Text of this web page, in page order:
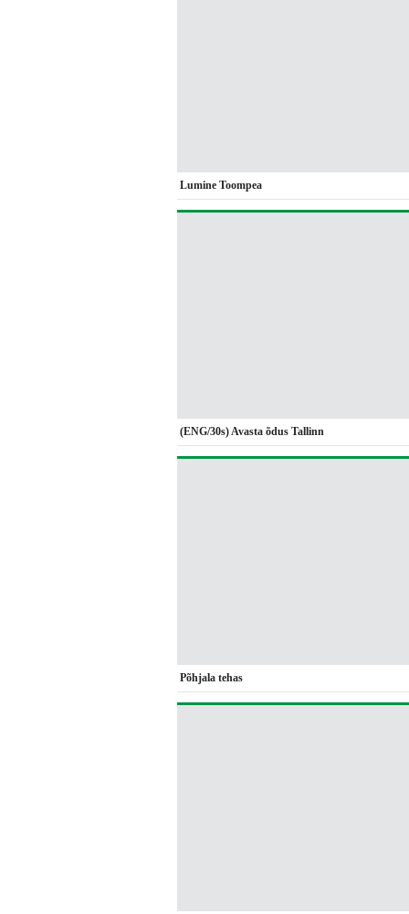
Lumine Toompea
(ENG/30s) Avasta õdus Tallinn
Põhjala tehas